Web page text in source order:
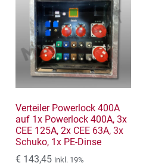
Verteiler Powerlock 400A
auf 1x Powerlock 400A, 3x
CEE 125A, 2x CEE 63A, 3x
Schuko, 1x PE-Dinse
€ 143,45 inkl. 19%